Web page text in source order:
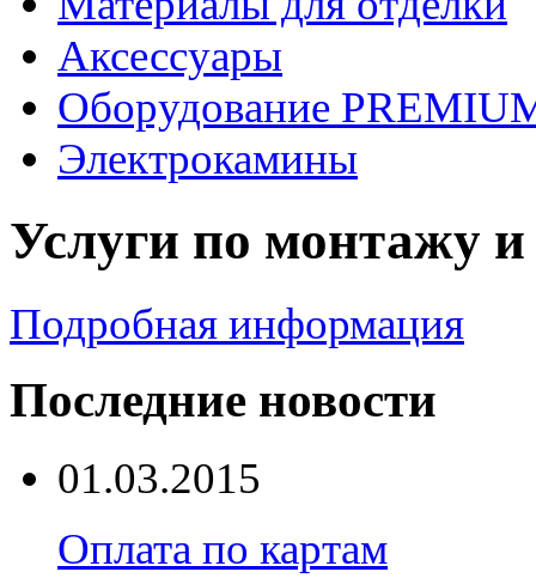
Аксессуары
Оборудование
Электрокамины
Услуги по монтажу и
Подробная информация
Последние новости
01.03.2015
Оплата по картам